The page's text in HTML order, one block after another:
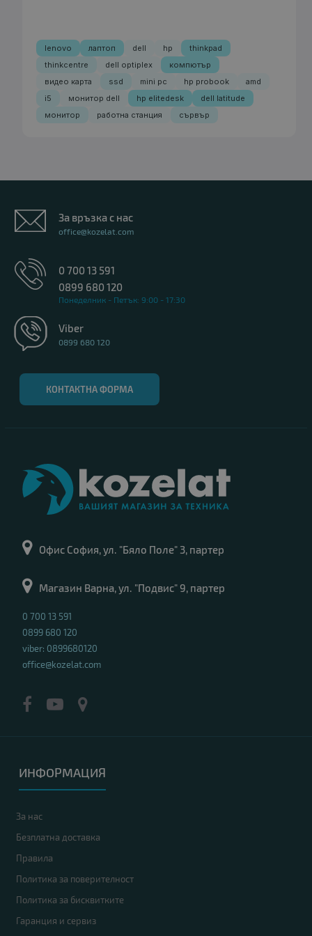
lenovo лаптоп dell hp
thinkpad
thinkcentre
dell optiplex
компютър
видео карта
ssd mini pc hp probook
amd
i5
монитор dell hp elitedesk
dell latitude
монитор
работна станция сървър
За връзка с нас
office@kozelat.com
0 700 13 591
0899 680 120
Понеделник - Петък: 9:00 - 17:30
Viber
0899 680 120
КОНТАКТНА ФОРМА
Офис София, ул. "Бяло Поле" 3, партер
Магазин Варна, ул. "Подвис" 9, партер
0 700 13 591
0899 680 120
viber: 0899680120
office@kozelat.com
ИНФОРМАЦИЯ
За нас
Безплатна доставка
Правила
Политика за поверителност
Политика за бисквитките
Гаранция и сервиз